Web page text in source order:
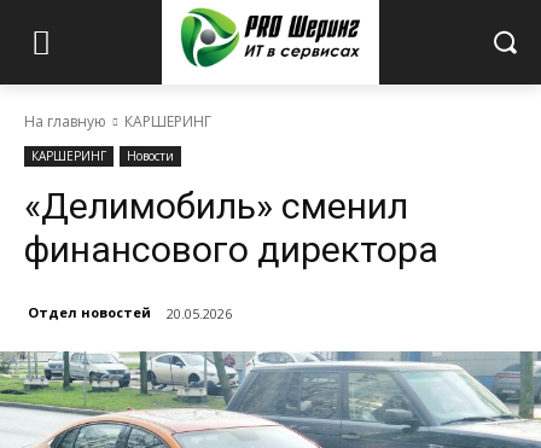
На главную КАРШЕРИНГ
КАРШЕРИНГ Новости
«Делимобиль» сменил
финансового директора
Отдел новостей 20.05.2026